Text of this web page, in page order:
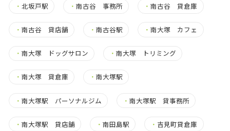
・ 北坂戸駅 ・南古谷 事務所 ・南古谷 貸倉庫
・ 南古谷 貸店舗 ・南古谷駅 ・南大塚 カフェ
・ 南大塚 ドッグサロン ・南大塚 トリミング
・ 南大塚 貸倉庫 ・南大塚駅
・ 南大塚駅 パーソナルジム ・南大塚駅 貸事務所
・ 南大塚駅 貸店舗 ・南田島駅 ・ 吉見町貸倉庫